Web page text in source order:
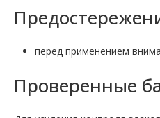
перед применением
Проверенные